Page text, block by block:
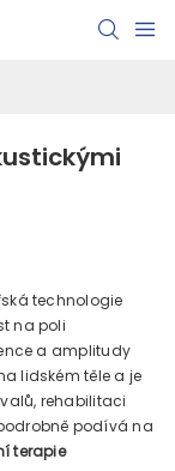
technologie
na poli
a amplitudy
lidském těle a je
rehabilitaci
podívá na
terapie